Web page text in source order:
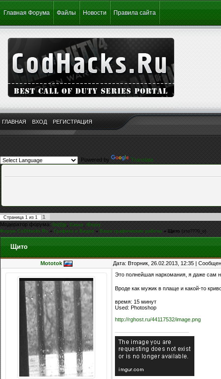
Главная Форума Файлы Новости Правила сайта
ГЛАВНАЯ ВХОД РЕГИСТРАЦИЯ
Powered by Translate
Страница 1 из 1
1
Модератор форума:Sn[1]p,Casus,iEnjoy
Форум CoDHacks.Ru » Графика и Видео » Ваши графические работы » Щито (это???0_o)
Щито
Mototok Дата: Вторник, 26.02.2013, 12:35 |
Это полнейшая наркомания, я даже сам
Вроде как мужик в плаще и какой-то
время: 15 минут
Used: Photoshop
http://rghost.ru/44117532/image.png